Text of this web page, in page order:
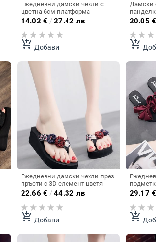
Ежедневни дамски чехли с
цветна 6см платформа
14.02 € /27.42 лв
add_shopping_cart Добави
Дамски
20.05 €
add_shopping_cart
Ежедневни дамски чехли през
пръсти с 3D елемент цветя
22.66 € /44.32 лв
add_shopping_cart Добави
29.17 €
add_shopping_cart